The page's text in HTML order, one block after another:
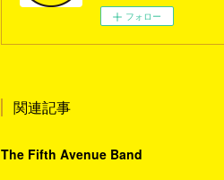
フォロー
関連記事
The Fifth Avenue Band